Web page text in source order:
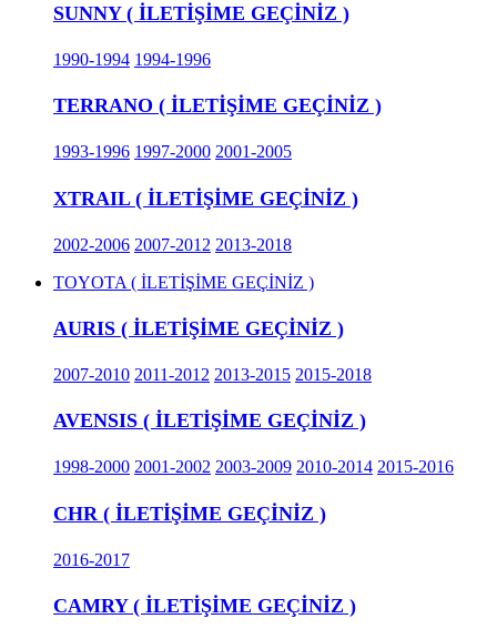
SUNNY ( İLETİŞİME GEÇİNİZ )
1990-1994 1994-1996
TERRANO ( İLETİŞİME GEÇİNİZ )
1993-1996 1997-2000 2001-2005
XTRAIL ( İLETİŞİME GEÇİNİZ )
2002-2006 2007-2012 2013-2018
TOYOTA ( İLETİŞİME GEÇİNİZ )
AURIS ( İLETİŞİME GEÇİNİZ )
2007-2010 2011-2012 2013-2015 2015-2018
AVENSIS ( İLETİŞİME GEÇİNİZ )
1998-2000 2001-2002 2003-2009 2010-2014 2015-2016
CHR ( İLETİŞİME GEÇİNİZ )
2016-2017
CAMRY ( İLETİŞİME GEÇİNİZ )